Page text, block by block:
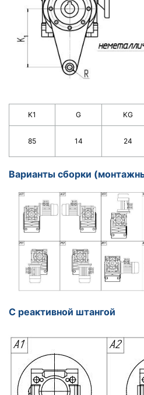
K1 G KG
85 14 24
Варианты сборки
С реактивной штангой